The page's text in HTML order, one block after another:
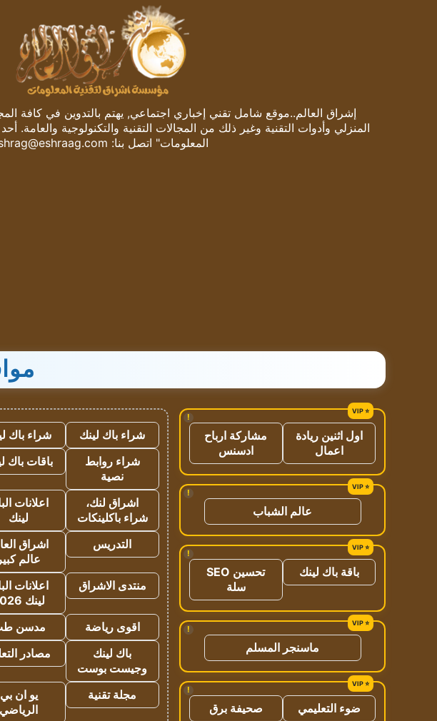
إشراق العالم..موقع شامل تقني إخباري اجتماعي, يهتم بالتدوين في كافة
المنزلي وأدوات التقنية وغير ذلك من المجالات التقنية والتكنولوجية والعامة.
المعلومات" اتصل بنا:
!
اول اثنين ريادة
اعمال
مشاركة ارباح
ادسنس
!
عالم الشباب
!
باقة باك لينك
تحسين SEO
سلة
!
ماسنجر المسلم
!
ضوء التعليمي
صحيفة برق
شراء باك لينك
شراء باك
شراء روابط
نصية
باقات باك
اشراق لنك،
شراء باكلينكات
اعلانات
لينك
التدريس
اشراق
عالم كبير
منتدى الاشراق
اعلانات
لينك 2026
اقوى رياضة
مدسن
باك لينك
وجيست بوست
مصادر
مجلة تقنية
يو ان بي
الرياضي